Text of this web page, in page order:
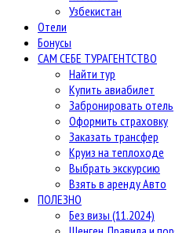
Узбекистан
Отели
Бонусы
САМ СЕБЕ ТУРАГЕНТСТВО
Найти тур
Купить авиабилет
Забронировать отель
Оформить страховку
Заказать трансфер
Круиз на теплоходе
Выбрать экскурсию
Взять в аренду Авто
ПОЛЕЗНО
Без визы (11.2024)